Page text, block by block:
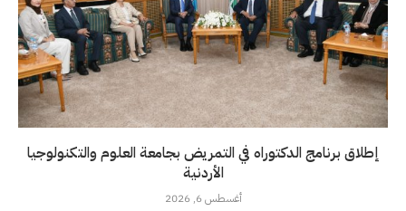
إطلاق برنامج الدكتوراه في التمريض بجامعة العلوم والتكنولوجيا
الأردنية
أغسطس 6, 2026